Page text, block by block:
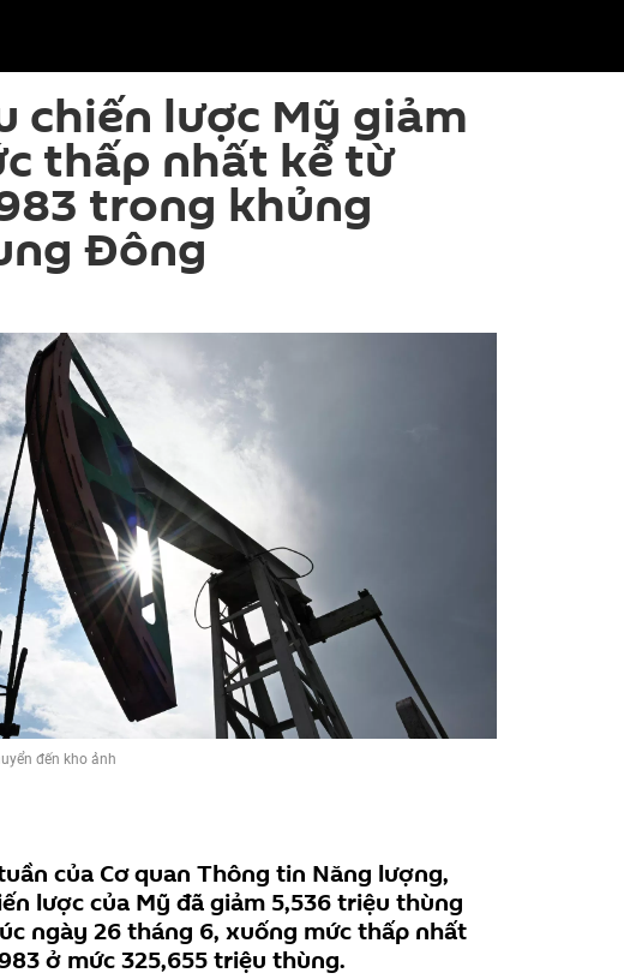
chiến lược Mỹ giảm
thấp nhất kể từ
trong khủng
Đông
đến kho ảnh
của Cơ quan Thông tin Năng lượng,
lược của Mỹ đã giảm 5,536 triệu thùng
ngày 26 tháng 6, xuống mức thấp nhất
ở mức 325,655 triệu thùng.